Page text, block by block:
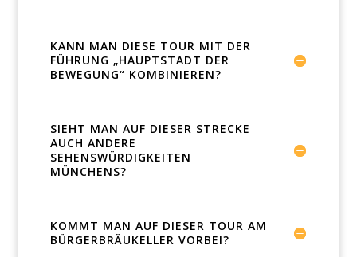
KANN MAN DIESE TOUR MIT DER
FÜHRUNG „HAUPTSTADT DER
BEWEGUNG“ KOMBINIEREN?
SIEHT MAN AUF DIESER STRECKE
AUCH ANDERE
SEHENSWÜRDIGKEITEN
MÜNCHENS?
KOMMT MAN AUF DIESER TOUR AM
BÜRGERBRÄUKELLER VORBEI?